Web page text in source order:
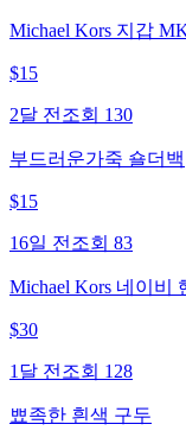
Michael Kors 지갑
$15
2달 전 조회 130
부드러운가죽 숄더백
$15
16일 전 조회 83
Michael Kors 네이비
$30
1달 전 조회 128
뾰족한 흰색 구두